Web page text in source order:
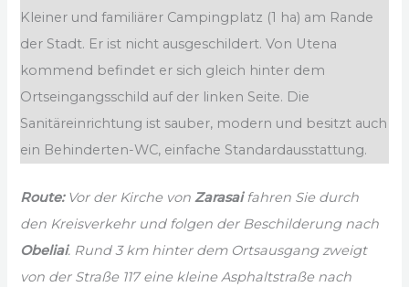
Kleiner und familiärer Campingplatz (1 ha) am Rande
der Stadt. Er ist nicht ausgeschildert. Von Utena
kommend befindet er sich gleich hinter dem
Ortseingangsschild auf der linken Seite. Die
Sanitäreinrichtung ist sauber, modern und besitzt auch
ein Behinderten-WC, einfache Standardausstattung.
Route: Vor der Kirche vonZarasaifahren Sie durch
den Kreisverkehr und folgen der Beschilderung nach
Obeliai. Rund 3 km hinter dem Ortsausgang zweigt
von der Straße 117 eine kleine Asphaltstraße nach